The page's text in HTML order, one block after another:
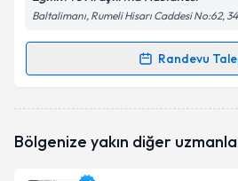
Baltalimanı, Rumeli Hisarı Caddesi No:62,
Randevu
Randevu Takvimi Talebi
oluşturun. Size bu uzmandan
Bölgenize yakın diğer